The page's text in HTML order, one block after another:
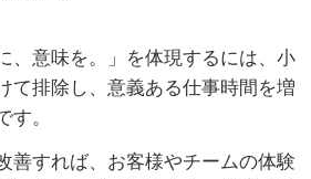
、意味を。」を体現するには、小
て排除し、意義ある仕事時間を増
す。
善すれば、お客様やチームの体験